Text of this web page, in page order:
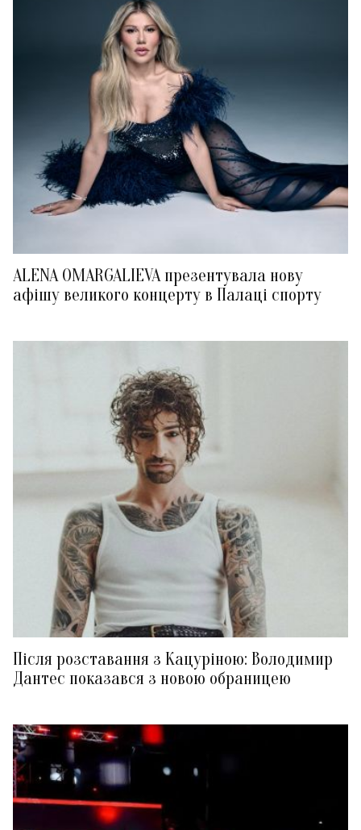
ALENA OMARGALIEVA презентувала нову
афішу великого концерту в Палаці спорту
Після розставання з Кацуріною: Володимир
Дантес показався з новою обраницею